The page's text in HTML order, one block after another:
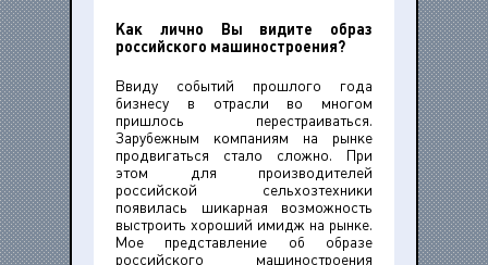
Как лично Вы видите образ
российского машиностроения?
Ввиду событий прошлого года
бизнесу в отрасли во многом
пришлось перестраиваться.
Зарубежным компаниям на рынке
продвигаться стало сложно. При
этом для производителей
российской сельхозтехники
появилась шикарная возможность
выстроить хороший имидж на рынке.
Мое представление об образе
российского машиностроения